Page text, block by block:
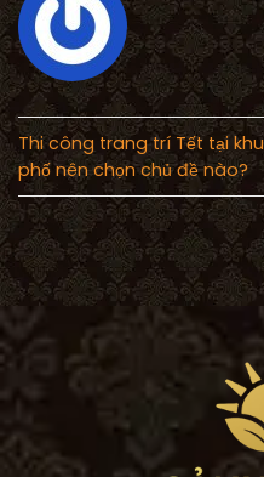
Thi công trang trí Tết tại khu
phố nên chọn chủ đề nào?